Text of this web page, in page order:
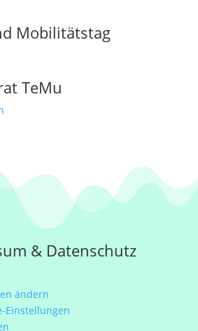
Mobilitätstag
TeMu
& Datenschutz
ändern
Einstellungen